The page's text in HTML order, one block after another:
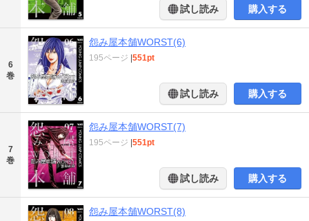
試し読み 購入する
6
巻
怨み屋本舗WORST(6)
195ページ |551pt
試し読み 購入する
7
巻
怨み屋本舗WORST(7)
195ページ |551pt
試し読み 購入する
怨み屋本舗WORST(8)